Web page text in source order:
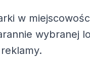
w
wybranej